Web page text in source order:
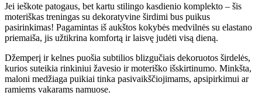
Jei ieškote patogaus, bet kartu stilingo kasdienio komplekto – šis
moteriškas treningas su dekoratyvine širdimi bus puikus
pasirinkimas! Pagamintas iš aukštos kokybės medvilnės su elastano
priemaiša, jis užtikrina komfortą ir laisvę judėti visą dieną.
Džemperį ir kelnes puošia subtilios blizgučiais dekoruotos širdelės,
kurios suteikia rinkiniui žavesio ir moteriško išskirtinumo. Minkšta,
maloni medžiaga puikiai tinka pasivaikščiojimams, apsipirkimui ar
ramiems vakarams namuose.